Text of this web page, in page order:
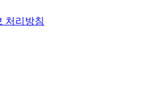
처리방침